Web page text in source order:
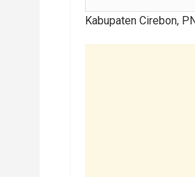
Kabupaten Cirebon,